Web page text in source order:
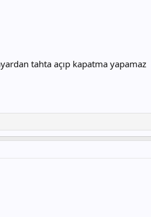
tahta açıp kapatma yapamaz